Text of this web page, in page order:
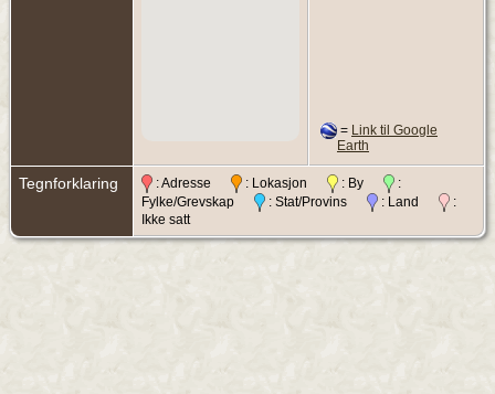
= Link til Google
Earth
Tegnforklaring : Adresse : Lokasjon : By
:
Fylke/Grevskap
: Stat/Provins : Land
:
Ikke satt